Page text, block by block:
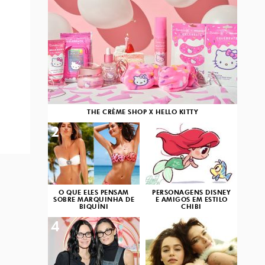
THE CRÈME SHOP X HELLO KITTY
O QUE ELES PENSAM
SOBRE MARQUINHA DE
BIQUÍNI
2
PERSONAGENS DISNEY
E AMIGOS EM ESTILO
CHIBI
3
4